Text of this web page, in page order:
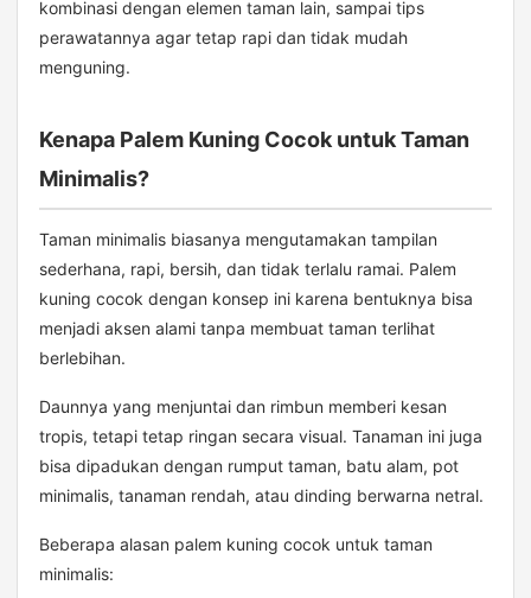
kombinasi dengan elemen taman lain, sampai tips
perawatannya agar tetap rapi dan tidak mudah
menguning.
Kenapa Palem Kuning Cocok untuk Taman
Minimalis?
Taman minimalis biasanya mengutamakan tampilan
sederhana, rapi, bersih, dan tidak terlalu ramai. Palem
kuning cocok dengan konsep ini karena bentuknya bisa
menjadi aksen alami tanpa membuat taman terlihat
berlebihan.
Daunnya yang menjuntai dan rimbun memberi kesan
tropis, tetapi tetap ringan secara visual. Tanaman ini juga
bisa dipadukan dengan rumput taman, batu alam, pot
minimalis, tanaman rendah, atau dinding berwarna netral.
Beberapa alasan palem kuning cocok untuk taman
minimalis: